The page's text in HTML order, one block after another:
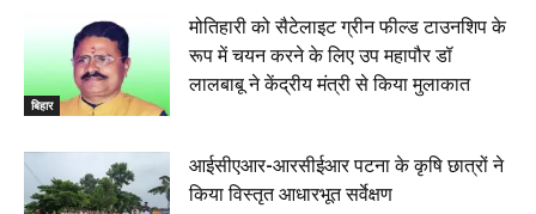
बिहार
मोतिहारी को सैटेलाइट ग्रीन फील्ड टाउनशिप के
रूप में चयन करने के लिए उप महापौर डॉ
लालबाबू ने केंद्रीय मंत्री से किया मुलाकात
आईसीएआर-आरसीईआर पटना के कृषि छात्रों ने
किया विस्तृत आधारभूत सर्वेक्षण